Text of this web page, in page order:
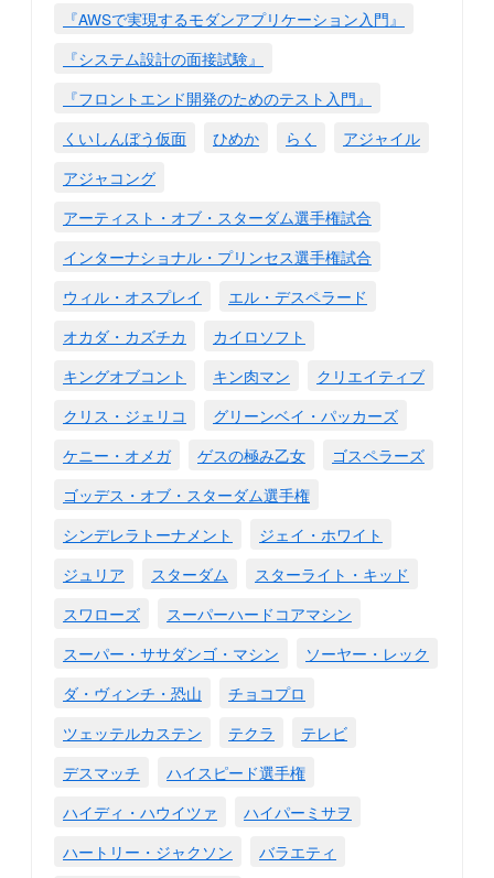
『AWSで実現するモダンアプリケーション入門』
『システム設計の面接試験』
『フロントエンド開発のためのテスト入門』
くいしんぼう仮面
ひめか らく
アジャイル
アジャコング
アーティスト・オブ・スターダム選手権試合
インターナショナル・プリンセス選手権試合
ウィル・オスプレイ
エル・デスペラード
オカダ・カズチカ
カイロソフト
キングオブコント
キン肉マン
クリエイティブ
クリス・ジェリコ
グリーンベイ・パッカーズ
ケニー・オメガ
ゲスの極み乙女
ゴスペラーズ
ゴッデス・オブ・スターダム選手権
シンデレラトーナメント
ジェイ・ホワイト
ジュリア
スターダム
スターライト・キッド
スワローズ
スーパーハードコアマシン
スーパー・ササダンゴ・マシン
ソーヤー・レック
ダ・ヴィンチ・恐山
チョコプロ
ツェッテルカステン
テクラ
テレビ
デスマッチ
ハイスピード選手権
ハイディ・ハウイツァ
ハイパーミサヲ
ハートリー・ジャクソン
バラエティ